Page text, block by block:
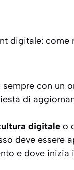
digitale: come
con un
di
digitale o
deve essere
e dove inizia